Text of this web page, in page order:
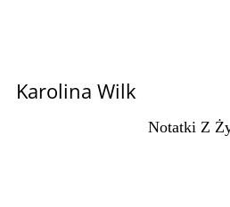
Karolina Wilk
Notatki Z